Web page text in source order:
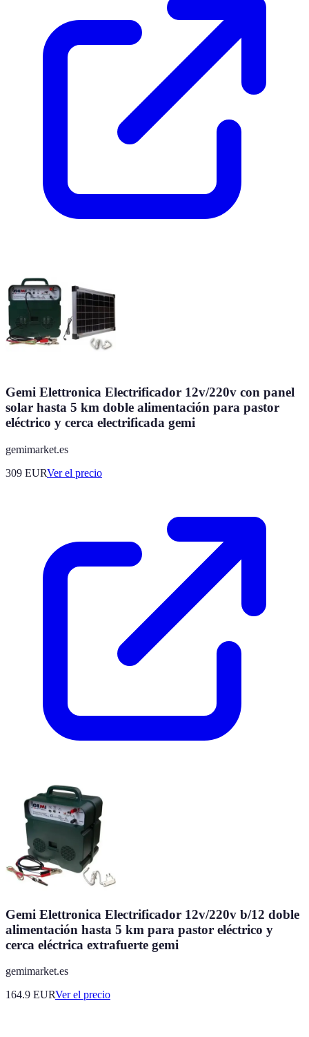
Gemi Elettronica Electrificador 12v/220v con panel
solar hasta 5 km doble alimentación para pastor
eléctrico y cerca electrificada gemi
gemimarket.es
309 EURVer el precio
Gemi Elettronica Electrificador 12v/220v b/12 doble
alimentación hasta 5 km para pastor eléctrico y
cerca eléctrica extrafuerte gemi
gemimarket.es
164.9 EURVer el precio